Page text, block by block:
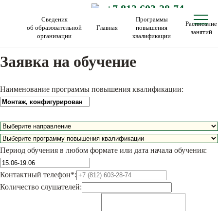
+7 812 603-28-74
Сведения
об образовательной
организации
Главная
Программы
повышения
квалификации
Расписание
занятий
Заявка на обучение
Наименование программы повышения квалификации:
Период обучения в любом формате или дата начала обучения:
Контактный телефон*:
Количество слушателей: